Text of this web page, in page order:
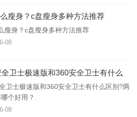
瘦身？c盘瘦身多种方法推荐
瘦身？c盘瘦身多种方法推荐
08
卫士极速版和360安全卫士有什么
个版本哪个好用？
卫士极速版和360安全卫士有什么区别?两
个好用？
08